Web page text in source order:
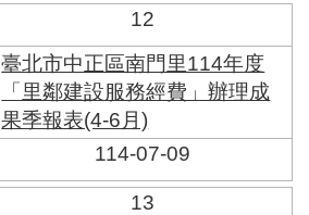
12
臺北市中正區南門里114年度
「里鄰建設服務經費」辦理成
果季報表(4-6月)
114-07-09
13